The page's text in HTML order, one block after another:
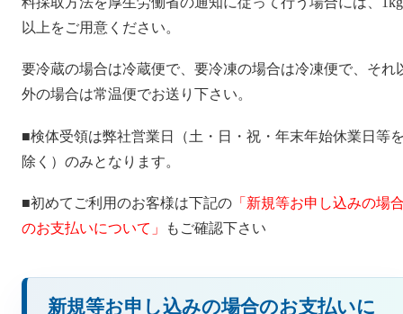
以上をご用意ください。
要冷蔵の場合は冷蔵便で、要冷凍の場合は冷凍便で、それ
外の場合は常温便でお送り下さい。
■検体受領は弊社営業日（土・日・祝・年末年始休業日等
除く）のみとなります。
■初めてご利用のお客様は下記の 「新規等お申し込みの場
のお支払いについて」
もご確認下さい
新規等お申し込みの場合のお支払いに